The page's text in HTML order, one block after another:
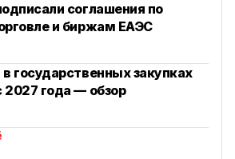
соглашения по
и биржам ЕАЭС
государственных закупках
2027 года — обзор